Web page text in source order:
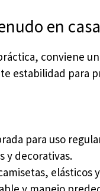
en
conviene
estabilidad para
para uso
y decorativas.
elásticos